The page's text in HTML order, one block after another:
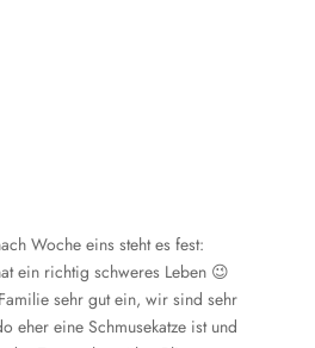
Woche eins steht es fest:
ein richtig schweres Leben 😉
sehr gut ein, wir sind sehr
eher eine Schmusekatze ist und